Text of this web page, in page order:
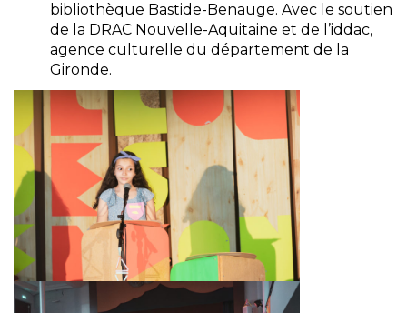
bibliothèque Bastide-Benauge. Avec le soutien
de la DRAC Nouvelle-Aquitaine et de l’iddac,
agence culturelle du département de la
Gironde.